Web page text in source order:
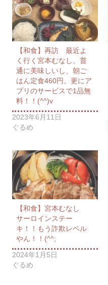
【和食】再訪 最近よ
く行く宮本むなし。普
通に美味しいし、朝ご
はん定食460円。更にア
プリのサービスで1品無
料！！(^^)v
2023年6月11日
ぐるめ
【和食】宮本むなし
サーロインステー
キ！！もう詐欺レベル
やん！！(^^;
2024年1月5日
ぐるめ